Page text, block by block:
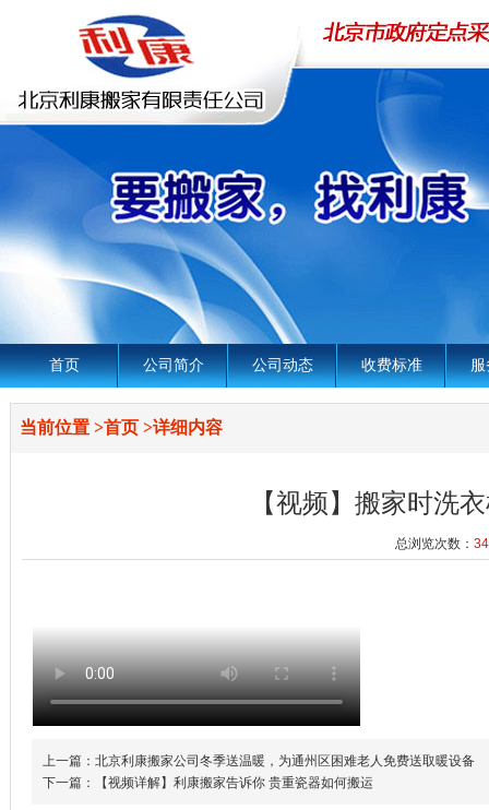
首页 公司简介 公司动态 收费标准 服
当前位置>首页>详细内容
【视频】搬家时洗
总浏览次数：
上一篇：北京利康搬家公司冬季送温暖，为通州区困难老人免费送取暖设备
下一篇：【视频详解】利康搬家告诉你 贵重瓷器如何搬运